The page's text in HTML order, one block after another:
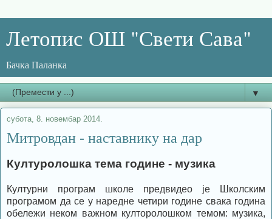
Летопис ОШ "Свети Сава"
Бачка Паланка
▼
субота, 8. новембар 2014.
Митровдан - наставнику на дар
Културолошка тема године - музика
Културни програм школе предвидео је Школским
програмом да се у наредне четири године свака година
обележи неком важном култоролошком темом: музика,